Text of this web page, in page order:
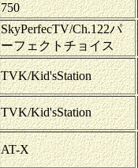
750
SkyPerfecTV/Ch.122パ
ーフェクトチョイス
TVK/Kid'sStation
TVK/Kid'sStation
AT-X